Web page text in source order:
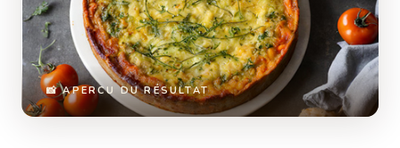
📸 APERCU DU RÉSULTAT